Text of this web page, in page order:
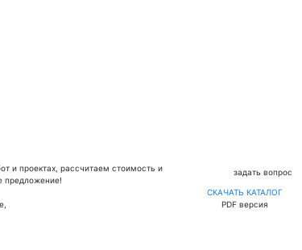
и проектах, рассчитаем стоимость и
предложение!
задать вопрос
СКАЧАТЬ КАТАЛОГ
PDF версия